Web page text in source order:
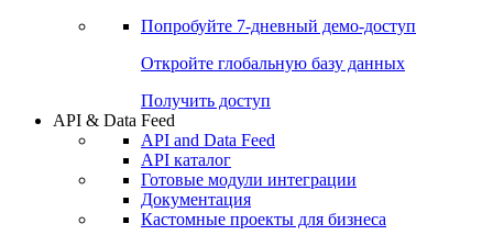
Попробуйте 7-дневный демо-доступ
Откройте глобальную базу данных
Получить доступ
API & Data Feed
API and Data Feed
API каталог
Готовые модули интеграции
Документация
Кастомные проекты для бизнеса